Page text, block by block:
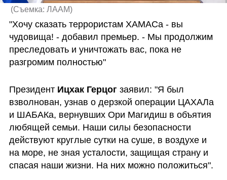
(Съемка: ЛААМ)
"Хочу сказать террористам ХАМАСа - вы
чудовища! - добавил премьер. - Мы продолжим
преследовать и уничтожать вас, пока не
разгромим полностью"
Президент Ицхак Герцог заявил: "Я был
взволнован, узнав о дерзкой операции ЦАХАЛа
и ШАБАКа, вернувших Ори Магидиш в объятия
любящей семьи. Наши силы безопасности
действуют круглые сутки на суше, в воздухе и
на море, не зная усталости, защищая страну и
спасая наши жизни. На них можно положиться".